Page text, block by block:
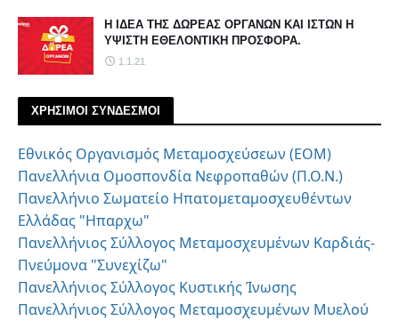
Η ΙΔΕΑ ΤΗΣ ΔΩΡΕΑΣ ΟΡΓΑΝΩΝ ΚΑΙ ΙΣΤΩΝ Η
ΥΨΙΣΤΗ ΕΘΕΛΟΝΤΙΚΗ ΠΡΟΣΦΟΡΑ.
1.1.21
ΧΡΗΣΙΜΟΙ ΣΥΝΔΕΣΜΟΙ
Εθνικός Οργανισμός Μεταμοσχεύσεων (ΕΟΜ)
Πανελλήνια Ομοσπονδία Νεφροπαθών (Π.Ο.Ν.)
Πανελλήνιο Σωματείο Ηπατομεταμοσχευθέντων
Ελλάδας "Ηπαρχω"
Πανελλήνιος Σύλλογος Μεταμοσχευμένων Καρδιάς-
Πνεύμονα "Συνεχίζω"
Πανελλήνιος Σύλλογος Κυστικής Ίνωσης
Πανελλήνιος Σύλλογος Μεταμοσχευμένων Μυελού